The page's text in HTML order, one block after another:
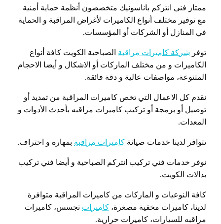
ممتاز فني انتركم باناسونيك متخصصون أنظمة حماية أمنية
مع توفير مختلف أنواع الكاميرات لأغراض المراقبة و الحماية
في المنازل أو الشركات أو المؤسسات.
توفر شركة كاميرات مراقبة الصباحية الكويت كافة أنواع
الكاميرات و من مختلف الماركات أو الاشكال و أيضا الاحجام
المتنوعة، مواصفات عالية و دقة فائقة.
نقدم كل الاعمال التي تخص كاميرات المراقبة من تمديد أو
توصيل أو برمجة أو تركيب كاميرات مراقبه بأحدث الأدوات و
المعدات.
تتوافر لدينا خدمات صيانة كاميرات مراقبة بمهارة و احتراف.
نوفر خدمات فني تركيب انتركم الصباحية و أيضا فني تركيب
بدالات الكويت.
كافة النوعيات و الماركات من كاميرات المراقبة متوافرة
لدينا، كاميرات مخفية مصغرة، كاميرات تجسس، كاميرات
مراقبه للسيارات، كاميرات حرارية.